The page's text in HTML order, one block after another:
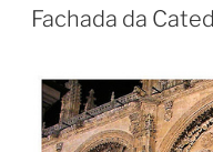
ON
Fachada da